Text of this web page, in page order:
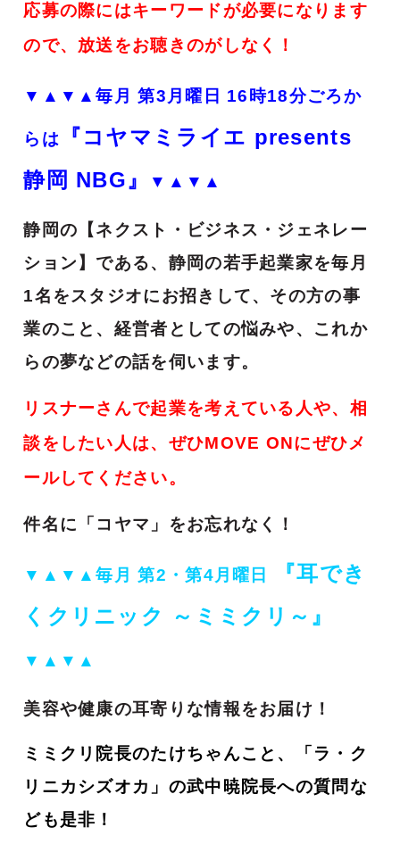
応募の際にはキーワードが必要になります
ので、放送をお聴きのがしなく！
▼▲▼▲毎月 第3月曜日 16時18分ごろか
らは
『コヤマミライエ presents
静岡 NBG』
▼▲▼▲
静岡の【ネクスト・ビジネス・ジェネレー
ション】である、静岡の若手起業家を毎月
1名をスタジオにお招きして、その方の事
業のこと、経営者としての悩みや、これか
らの夢などの話を伺います。
リスナーさんで起業を考えている人や、相
談をしたい人は、ぜひMOVE ONにぜひメ
ールしてください。
件名に「コヤマ」をお忘れなく！
▼▲▼▲毎月 第2・第4月曜日
『耳でき
くクリニック ～ミミクリ～』
▼▲▼▲
美容や健康の耳寄りな情報をお届け！
ミミクリ院長のたけちゃんこと、「ラ・ク
リニカシズオカ」の武中暁院長への質問な
ども是非！